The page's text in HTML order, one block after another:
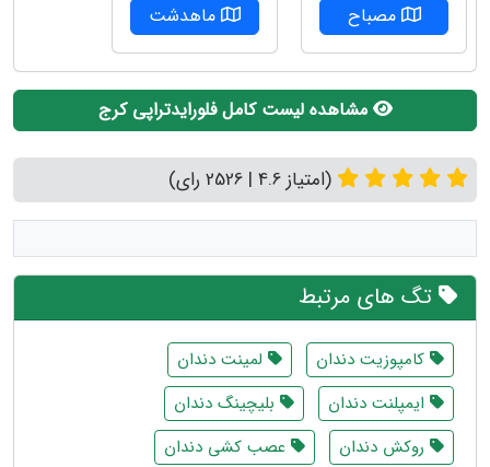
مصباح ماهدشت
مشاهده لیست کامل فلورایدتراپی کرج
(امتیاز 4.6 | 2526 رای)
تگ های مرتبط
کامپوزیت دندان
لمینت دندان
ایمپلنت دندان
بلیچینگ دندان
روکش دندان
عصب کشی دندان